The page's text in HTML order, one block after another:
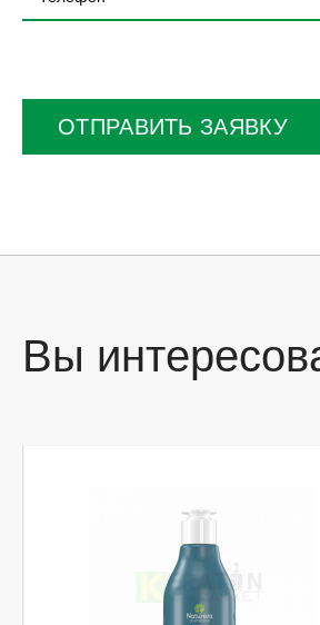
поле
пустым.
ОТПРАВИТЬ ЗАЯВКУ
Вы